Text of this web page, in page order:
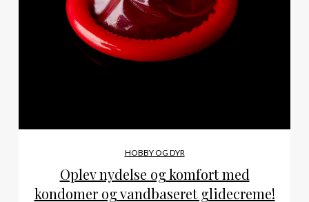
HOBBY OG DYR
Oplev nydelse og komfort med
kondomer og vandbaseret glidecreme!